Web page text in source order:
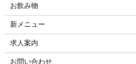
お飲み物
新メニュー
求人案内
お問い合わせ